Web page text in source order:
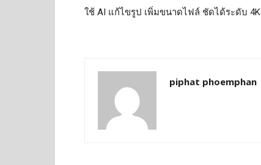
ใช้ AI แก้ไขรูป เพิ่มขนาดไฟล์ ชัดได้ระดับ 4K
piphat phoemphan